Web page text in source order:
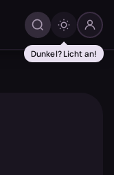
Dunkel? Licht an!